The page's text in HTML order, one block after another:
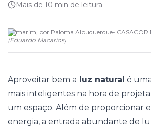
Mais de 10 min de leitura
Camarim, por Paloma Albuquerque- CASACOR
(Eduardo Macarios)
Aproveitar bem a luz natural é
mais inteligentes na hora de
um espaço. Além de proporcionar
energia, a entrada abundante de